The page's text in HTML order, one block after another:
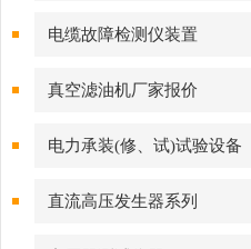
电缆故障检测仪装置
真空滤油机厂家报价
电力承装(修、试)试验设备
直流高压发生器系列